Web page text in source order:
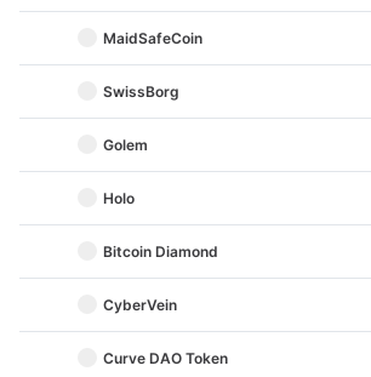
MaidSafeCoin
SwissBorg
Golem
Holo
Bitcoin Diamond
CyberVein
Curve DAO Token